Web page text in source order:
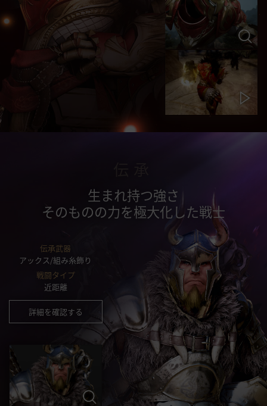
生まれ持つ強さ
そのものの力を極大化した戦士
伝承武器
アックス/組み糸飾り
戦闘タイプ
近距離
詳細を確認する